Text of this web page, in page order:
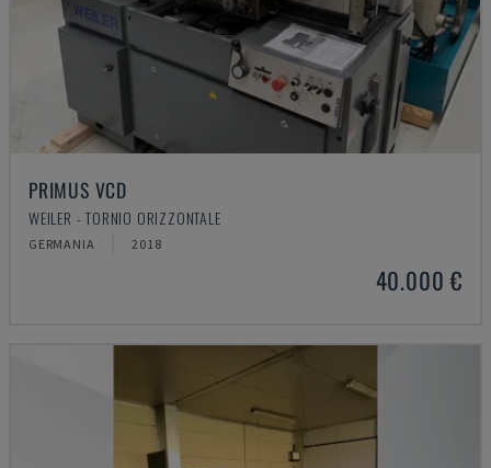
PRIMUS VCD
WEILER - TORNIO ORIZZONTALE
GERMANIA 2018
40.000 €